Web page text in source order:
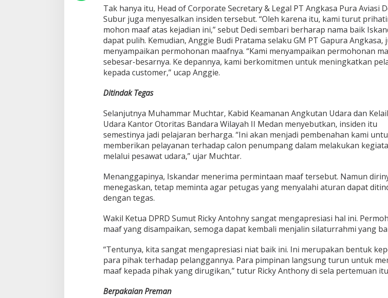
Tak hanya itu, Head of Corporate Secretary & Legal PT Angkasa Pura Aviasi
Subur juga menyesalkan insiden tersebut. “Oleh karena itu, kami turut
mohon maaf atas kejadian ini,” sebut Dedi sembari berharap nama baik
dapat pulih. Kemudian, Anggie Budi Pratama selaku GM PT Gapura Angkasa,
menyampaikan permohonan maafnya. “Kami menyampaikan permohonan
sebesar-besarnya. Ke depannya, kami berkomitmen untuk meningkatkan
kepada customer,” ucap Anggie.
Ditindak Tegas
Selanjutnya Muhammar Muchtar, Kabid Keamanan Angkutan Udara dan
Udara Kantor Otoritas Bandara Wilayah II Medan menyebutkan, insiden itu
semestinya jadi pelajaran berharga. “Ini akan menjadi pembenahan kami
memberikan pelayanan terhadap calon penumpang dalam melakukan
melalui pesawat udara,” ujar Muchtar.
Menanggapinya, Iskandar menerima permintaan maaf tersebut. Namun
menegaskan, tetap meminta agar petugas yang menyalahi aturan dapat
dengan tegas.
Wakil Ketua DPRD Sumut Ricky Antohny sangat mengapresiasi hal ini.
maaf yang disampaikan, semoga dapat kembali menjalin silaturrahmi yang
“Tentunya, kita sangat mengapresiasi niat baik ini. Ini merupakan bentuk
para pihak terhadap pelanggannya. Para pimpinan langsung turun untuk
maaf kepada pihak yang dirugikan,” tutur Ricky Anthony di sela pertemuan
Berpakaian Preman